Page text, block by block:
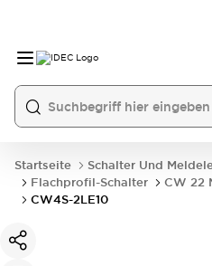
Startseite Schalter Und
Flachprofil-Schalter
CW 22
CW4S-2LE10